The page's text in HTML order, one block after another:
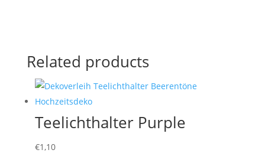
Related products
Teelichthalter Purple
€1,10